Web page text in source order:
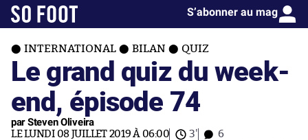
S’abonner au mag
INTERNATIONAL BILAN QUIZ
Le grand quiz du week-
end, épisode 74
par Steven Oliveira
LE LUNDI 08 JUILLET 2019 À 06:00 3' 6